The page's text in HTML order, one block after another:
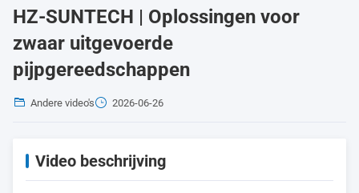
HZ-SUNTECH | Oplossingen voor
zwaar uitgevoerde
pijpgereedschappen
Andere video's 2026-06-26
Video beschrijving